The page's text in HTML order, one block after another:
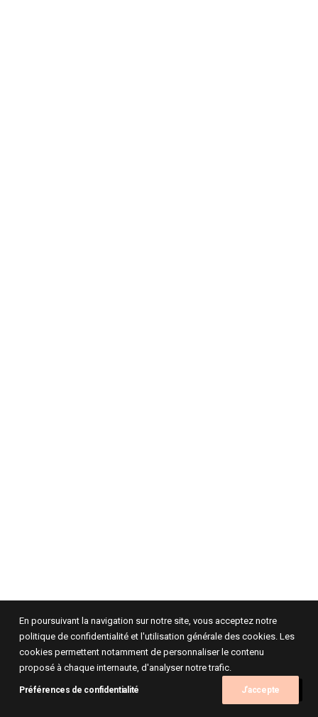
En poursuivant la navigation sur notre site, vous acceptez notre
politique de confidentialité et l'utilisation générale des cookies. Les
cookies permettent notamment de personnaliser le contenu
proposé à chaque internaute, d'analyser notre trafic.
Préférences de confidentialité J'accepte